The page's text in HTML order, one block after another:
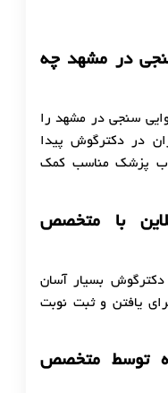
در مشهد چه
سنجی در مشهد را
در دکترگوش پیدا
پزشک مناسب کمک
با متخصص
دکترگوش بسیار آسان
یافتن و ثبت نوبت
توسط متخصص